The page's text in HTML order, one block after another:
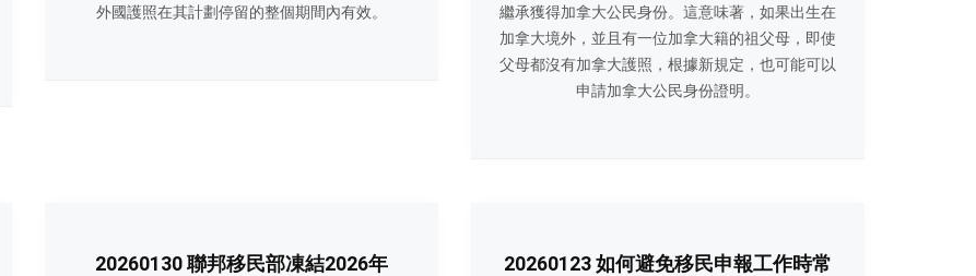
外國護照在其計劃停留的整個期間內有效。
繼承獲得加拿大公民身份。這意味著，如果出生在
加拿大境外，並且有一位加拿大籍的祖父母，即使
父母都沒有加拿大護照，根據新規定，也可能可以
申請加拿大公民身份證明。
20260130 聯邦移民部凍結2026年
20260123 如何避免移民申報工作時常